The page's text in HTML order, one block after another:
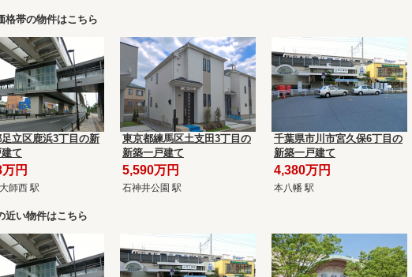
格帯の物件はこちら
立区鹿浜3丁目の新
て
円
師西 駅
東京都練馬区土支田3丁目の
新築一戸建て
5,590万円
石神井公園 駅
千葉県市川市宮久保6丁目の
新築一戸建て
4,380万円
本八幡 駅
近い物件はこちら